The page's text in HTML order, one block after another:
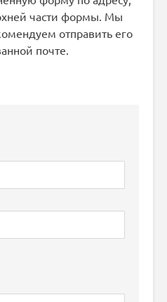
части формы. Мы
отправить его
почте.